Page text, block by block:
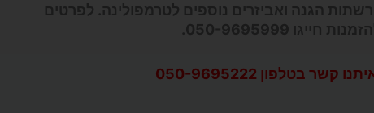
הגנה ואביזרים נוספים לטרמפולינה. לפרטים
חייגו 050-9695999.
בטלפון 050-9695222